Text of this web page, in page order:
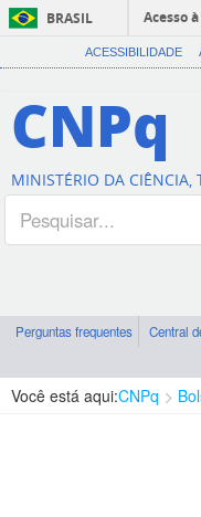
BRASIL
Acesso
ACESSIBILIDADE
CNPq
MINISTÉRIO DA CIÊNCIA,
Perguntas frequentes Central
Você está aqui:CNPq